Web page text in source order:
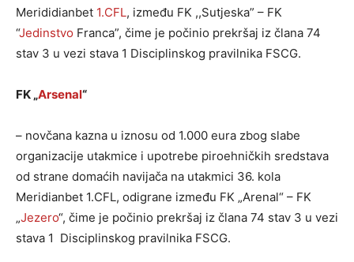
Merididianbet 1.CFL, između FK ,,Sutjeska” – FK
“Jedinstvo Franca”, čime je počinio prekršaj iz člana 74
stav 3 u vezi stava 1 Disciplinskog pravilnika FSCG.
FK „Arsenal“
– novčana kazna u iznosu od 1.000 eura zbog slabe
organizacije utakmice i upotrebe piroehničkih sredstava
od strane domaćih navijača na utakmici 36. kola
Meridianbet 1.CFL, odigrane između FK „Arenal“ – FK
„Jezero“, čime je počinio prekršaj iz člana 74 stav 3 u vezi
stava 1 Disciplinskog pravilnika FSCG.